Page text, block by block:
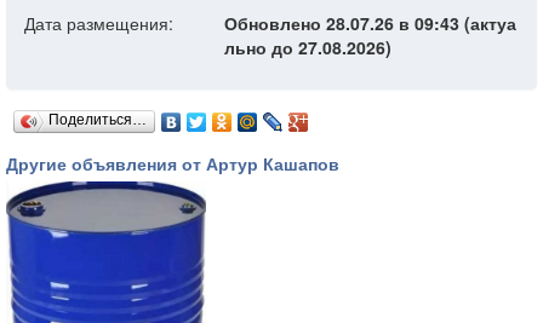
Дата размещения:
Обновлено 28.07.26 в 09:43 (актуа
льно до 27.08.2026)
Поделиться…
Другие объявления от Артур Кашапов